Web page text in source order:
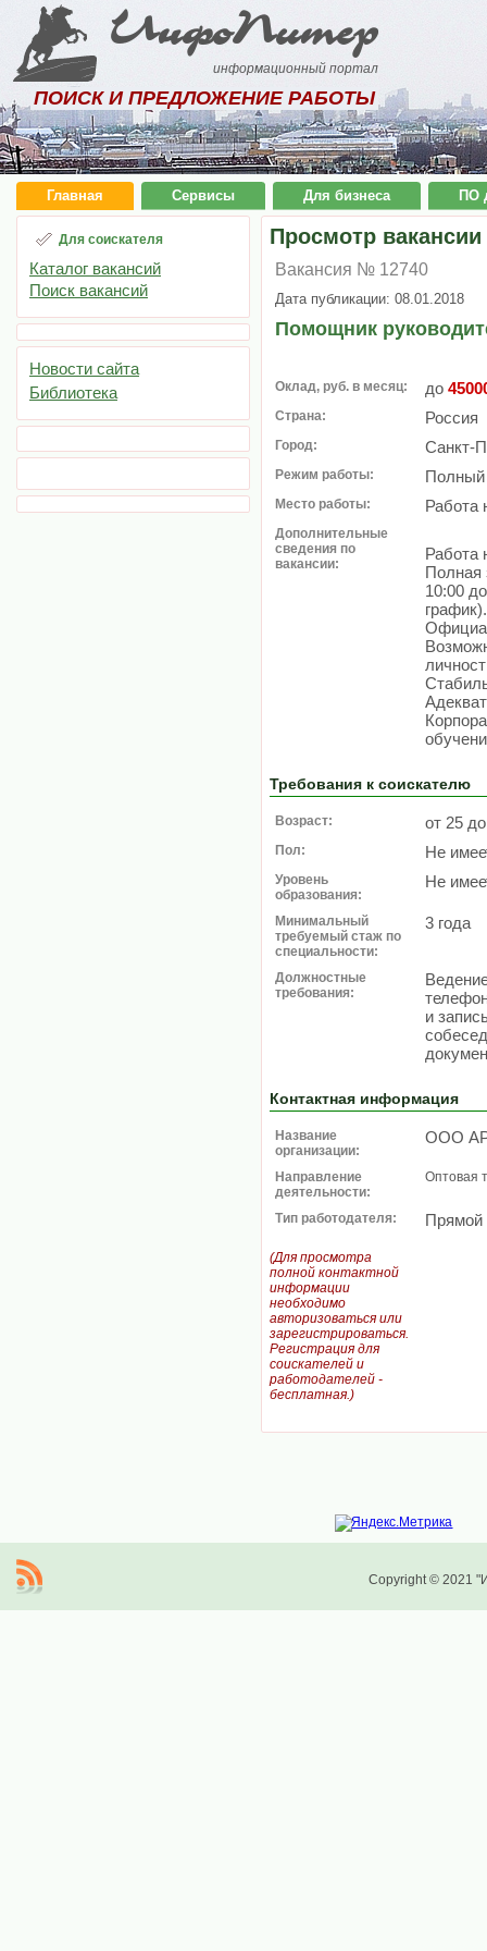
ИнфоПитер
информационный портал
ПОИСК И ПРЕДЛОЖЕНИЕ РАБОТЫ
Главная Сервисы Для бизнеса ПО
Для соискателя
Каталог вакансий
Поиск вакансий
Новости сайта
Библиотека
Просмотр вакансии
Вакансия № 12740
Дата публикации: 08.01.2018
Помощник
Оклад, руб. в месяц: до
Страна: Россия
Город: Санкт-
Режим работы: Полный
Место работы: Работа
Дополнительные
сведения по
вакансии:
Работа
Полная
10:00
график).
Требования к соискателю
Возраст: от 25
Пол: Не
Уровень
образования:
Не
Минимальный
требуемый стаж по
специальности:
3 года
Должностные
требования:
и
Контактная информация
Название
организации:
ООО
Направление
деятельности:
Оптовая
Тип работодателя: Прямой
(Для просмотра
полной контактной
информации
необходимо
авторизоваться или
зарегистрироваться.
Регистрация для
соискателей и
работодателей -
бесплатная.)
Copyright © 2021